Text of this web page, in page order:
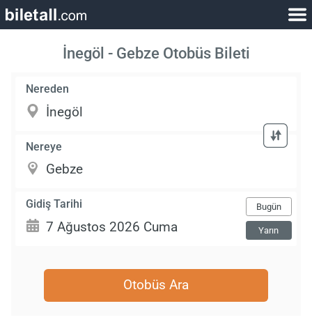
İnegöl - Gebze Otobüs Bileti
Nereden
Nereye
Gidiş Tarihi Bugün
Yarın
Otobüs Ara